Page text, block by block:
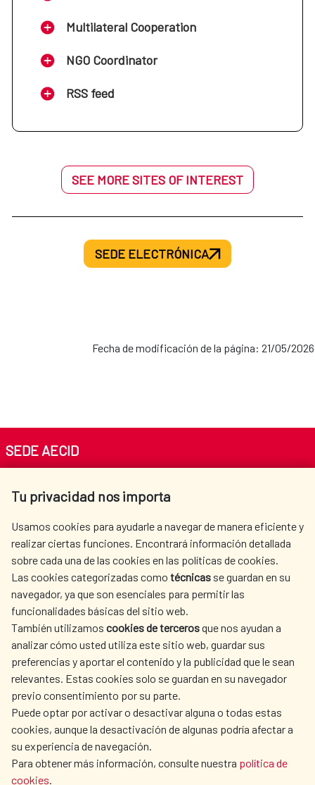
Multilateral Cooperation
NGO Coordinator
RSS feed
SEE MORE SITES OF INTEREST
SEDE ELECTRÓNICA
Fecha de modificación de la página: 21/05/2026
Tu privacidad nos importa
Usamos cookies para ayudarle a navegar de manera eficiente y
realizar ciertas funciones. Encontrará información detallada
sobre cada una de las cookies en las políticas de cookies.
Las cookies categorizadas como técnicas se guardan en su
navegador, ya que son esenciales para permitir las
funcionalidades básicas del sitio web.
También utilizamos cookies de tercerosque nos ayudan a
analizar cómo usted utiliza este sitio web, guardar sus
preferencias y aportar el contenido y la publicidad que le sean
relevantes. Estas cookies solo se guardan en su navegador
previo consentimiento por su parte.
Puede optar por activar o desactivar alguna o todas estas
cookies, aunque la desactivación de algunas podría afectar a
su experiencia de navegación.
Para obtener más información, consulte nuestra política de
cookies.
SEDE AECID
Tel. +34 900 20 30 54​​​​​​​
AECID
WHERE DO WE COOPERATE?
SPANISH HUMANITARIAN
ACTION
PRESS ROOM
CULTURE AND SCIENCE LIBRARY
OUR SOCIAL MEDIA